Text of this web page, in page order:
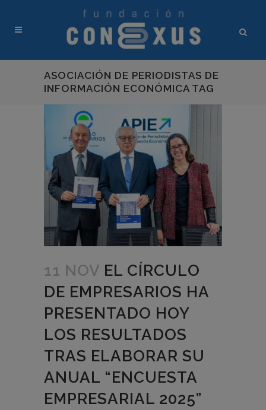
ASOCIACIÓN DE PERIODISTAS DE
INFORMACIÓN ECONÓMICA TAG
11 NOV EL CÍRCULO
DE EMPRESARIOS HA
PRESENTADO HOY
LOS RESULTADOS
TRAS ELABORAR SU
ANUAL “ENCUESTA
EMPRESARIAL 2025”